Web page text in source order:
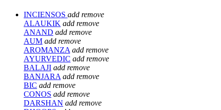
INCIENSOS add remove
ALAUKIK add remove
ANAND add remove
AUM add remove
AROMANZA add remove
AYURVEDIC add remove
BALAJI add remove
BANJARA add remove
BIC add remove
CONOS add remove
DARSHAN add remove